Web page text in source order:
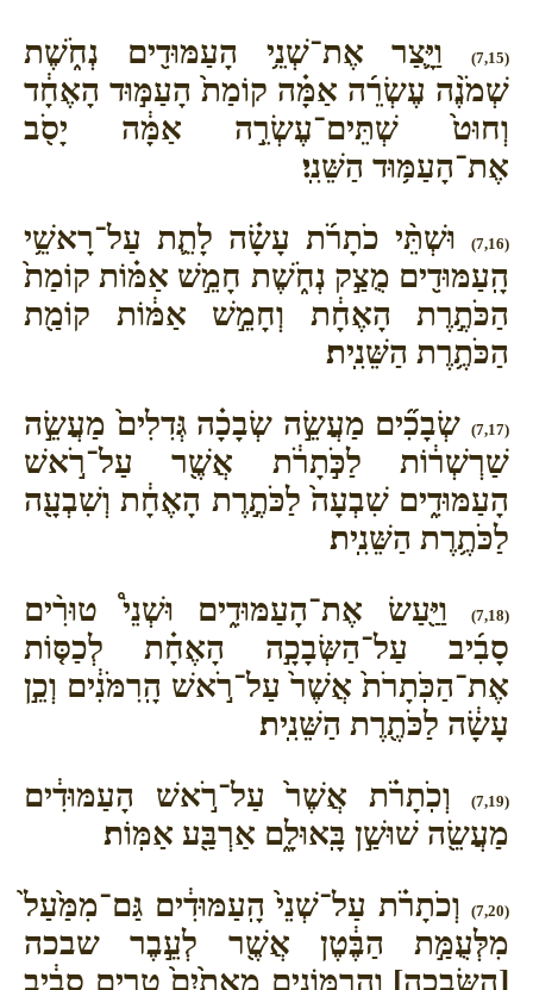
(7,15)
וַיָּ֛צַר אֶת־שְׁנֵ֥י הָעַמּוּדִ֖ים נְחֹ֑שֶׁת
שְׁמֹנֶ֨ה עֶשְׂרֵ֜ה אַמָּ֗ה קוֹמַת֙ הָעַמּ֣וּד הָאֶחָ֔ד
וְחוּט֙ שְׁתֵּים־עֶשְׂרֵ֣ה אַמָּ֔ה יָסֹ֖ב
אֶת־הָעַמּ֥וּד הַשֵּׁנִֽי׃
(7,16)
וּשְׁתֵּ֨י כֹתָרֹ֜ת עָשָׂ֗ה לָתֵ֛ת עַל־רָאשֵׁ֥י
הָֽעַמּוּדִ֖ים מֻצַ֣ק נְחֹ֑שֶׁת חָמֵ֣שׁ אַמּ֗וֹת קוֹמַת֙
הַכֹּתֶ֣רֶת הָאֶחָ֔ת וְחָמֵ֣שׁ אַמּ֔וֹת קוֹמַ֖ת
הַכֹּתֶ֥רֶת הַשֵּׁנִֽית׃
(7,17)
שְׂבָכִ֞ים מַעֲשֵׂ֣ה שְׂבָכָ֗ה גְּדִלִים֙ מַעֲשֵׂ֣ה
שַׁרְשְׁר֔וֹת לַכֹּ֣תָרֹ֔ת אֲשֶׁ֖ר עַל־רֹ֣אשׁ
הָעַמּוּדִ֑ים שִׁבְעָה֙ לַכֹּתֶ֣רֶת הָאֶחָ֔ת וְשִׁבְעָ֖ה
לַכֹּתֶ֥רֶת הַשֵּׁנִֽית׃
(7,18)
וַיַּ֖עַשׂ אֶת־הָעַמּוּדִ֑ים וּשְׁנֵי֩ טוּרִ֨ים
סָבִ֜יב עַל־הַשְּׂבָכָ֣ה הָאֶחָ֗ת לְכַסּ֤וֹת
אֶת־הַכֹּֽתָרֹת֙ אֲשֶׁר֙ עַל־רֹ֣אשׁ הָֽרִמֹּנִ֔ים וְכֵ֣ן
עָשָׂ֔ה לַכֹּתֶ֖רֶת הַשֵּׁנִֽית׃
(7,19)
וְכֹֽתָרֹ֗ת אֲשֶׁר֙ עַל־רֹ֣אשׁ הָעַמּוּדִ֔ים
מַעֲשֵׂ֖ה שׁוּשַׁ֣ן בָּֽאוּלָ֑ם אַרְבַּ֖ע אַמּֽוֹת׃
(7,20)
וְכֹתָרֹ֗ת עַל־שְׁנֵי֙ הָֽעַמּוּדִ֔ים גַּם־מִמַּ֙עַל֙
מִלְּעֻמַּ֣ת הַבֶּ֔טֶן אֲשֶׁ֖ר לְעֵ֣בֶר שבכה
[הַשְּׂבָכָ֑ה] וְהָרִמּוֹנִ֤ים מָאתַ֙יִם֙ טֻרִ֣ים סָבִ֔יב